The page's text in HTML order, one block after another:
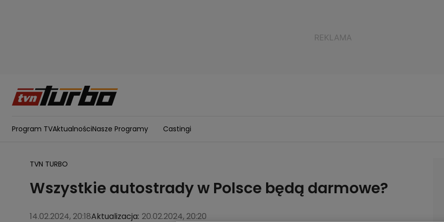
Program TVAktualnościNasze Programy Castingi
TVN TURBO
Wszystkie autostrady w Polsce będą darmowe?
14.02.2024, 20:18Aktualizacja: 20.02.2024, 20:20